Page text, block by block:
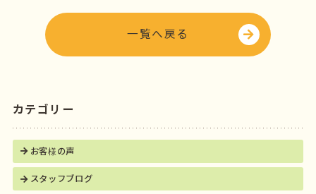
o
k
r
一覧へ戻る
カテゴリー
お客様の声
スタッフブログ